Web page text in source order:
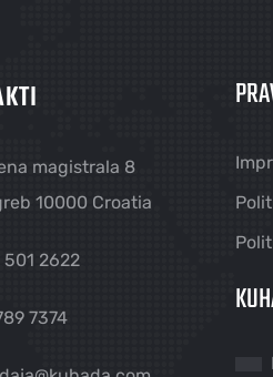
magistrala 8
10000 Croatia
501 2622
7374